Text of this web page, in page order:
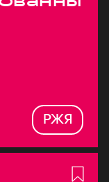
РЖЯ